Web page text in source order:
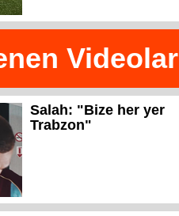
Videolar
Salah: "Bize her yer
Trabzon"